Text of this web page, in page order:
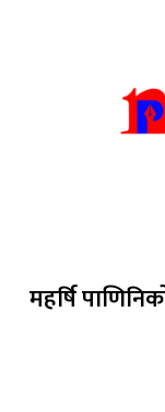
महर्षि